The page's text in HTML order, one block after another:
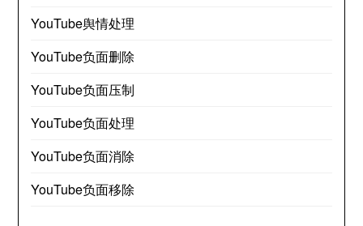
YouTube舆情处理
YouTube负面删除
YouTube负面压制
YouTube负面处理
YouTube负面消除
YouTube负面移除